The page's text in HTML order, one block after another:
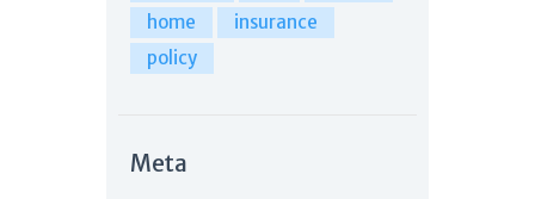
home
insurance
policy
Meta